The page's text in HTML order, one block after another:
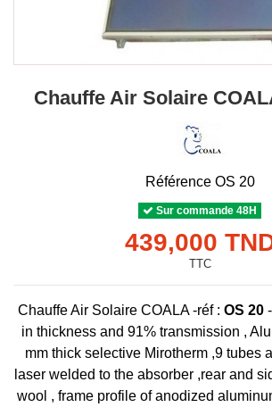
Chauffe Air Solaire
Référence OS 20
Sur commande 48H
439,000
TTC
Chauffe Air Solaire COALA -réf : OS 20-
in thickness and 91% transmission ,
mm thick selective Mirotherm ,9 tubes
laser welded to the absorber ,rear and
wool , frame profile of anodized